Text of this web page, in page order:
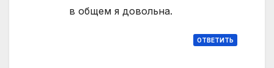
в общем я довольна.
ОТВЕТИТЬ